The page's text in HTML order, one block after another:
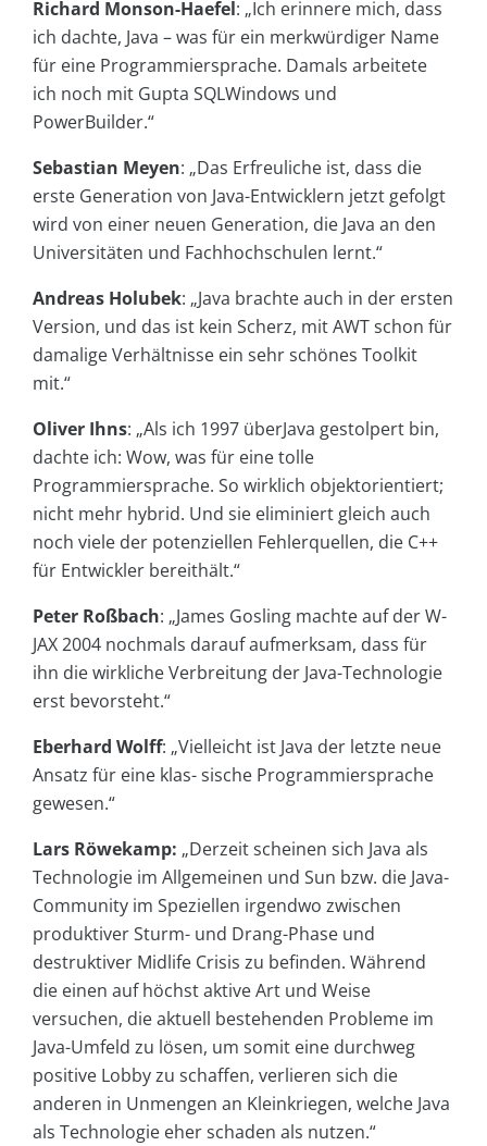
Richard Monson-Haefel: „Ich erinnere mich, dass
ich dachte, Java – was für ein merkwürdiger Name
für eine Programmiersprache. Damals arbeitete
ich noch mit Gupta SQLWindows und
PowerBuilder.“
Sebastian Meyen: „Das Erfreuliche ist, dass die
erste Generation von Java-Entwicklern jetzt gefolgt
wird von einer neuen Generation, die Java an den
Universitäten und Fachhochschulen lernt.“
Andreas Holubek: „Java brachte auch in der ersten
Version, und das ist kein Scherz, mit AWT schon für
damalige Verhältnisse ein sehr schönes Toolkit
mit.“
Oliver Ihns: „Als ich 1997 überJava gestolpert bin,
dachte ich: Wow, was für eine tolle
Programmiersprache. So wirklich objektorientiert;
nicht mehr hybrid. Und sie eliminiert gleich auch
noch viele der potenziellen Fehlerquellen, die C++
für Entwickler bereithält.“
Peter Roßbach: „James Gosling machte auf der W-
JAX 2004 nochmals darauf aufmerksam, dass für
ihn die wirkliche Verbreitung der Java-Technologie
erst bevorsteht.“
Eberhard Wolff: „Vielleicht ist Java der letzte neue
Ansatz für eine klas- sische Programmiersprache
gewesen.“
Lars Röwekamp: „Derzeit scheinen sich Java als
Technologie im Allgemeinen und Sun bzw. die Java-
Community im Speziellen irgendwo zwischen
produktiver Sturm- und Drang-Phase und
destruktiver Midlife Crisis zu befinden. Während
die einen auf höchst aktive Art und Weise
versuchen, die aktuell bestehenden Probleme im
Java-Umfeld zu lösen, um somit eine durchweg
positive Lobby zu schaffen, verlieren sich die
anderen in Unmengen an Kleinkriegen, welche Java
als Technologie eher schaden als nutzen.“